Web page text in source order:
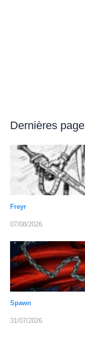
Dernières
Freyr
07/08/2026
Spawn
31/07/2026